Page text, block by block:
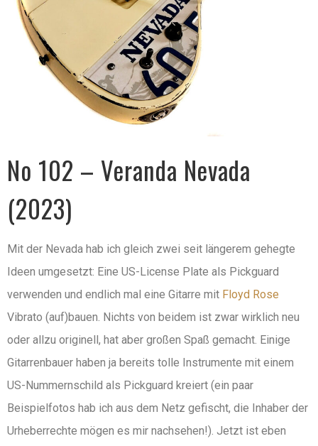
No 102 – Veranda Nevada
(2023)
Mit der Nevada hab ich gleich zwei seit längerem gehegte
Ideen umgesetzt: Eine US-License Plate als Pickguard
verwenden und endlich mal eine Gitarre mit Floyd Rose
Vibrato (auf)bauen. Nichts von beidem ist zwar wirklich neu
oder allzu originell, hat aber großen Spaß gemacht. Einige
Gitarrenbauer haben ja bereits tolle Instrumente mit einem
US-Nummernschild als Pickguard kreiert (ein paar
Beispielfotos hab ich aus dem Netz gefischt, die Inhaber der
Urheberrechte mögen es mir nachsehen!). Jetzt ist eben